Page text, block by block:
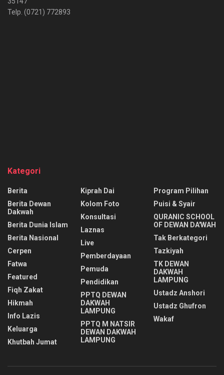
Telp. (0721) 772893
Kategori
Berita
Berita Dewan
Dakwah
Berita Dunia Islam
Berita Nasional
Cerpen
Fatwa
Featured
Fiqh Zakat
Hikmah
Info Lazis
Keluarga
Khutbah Jumat
Kiprah Dai
Kolom Foto
Konsultasi
Laznas
Live
Pemberdayaan
Pemuda
Pendidikan
PPTQ DEWAN
DAKWAH
LAMPUNG
PPTQ M NATSIR
DEWAN DAKWAH
LAMPUNG
Program Pilihan
Puisi & Syair
QURANIC SCHOOL
OF DEWAN DA'WAH
Tak Berkategori
Tazkiyah
TK DEWAN
DAKWAH
LAMPUNG
Ustadz Anshori
Ustadz Ghufron
Wakaf